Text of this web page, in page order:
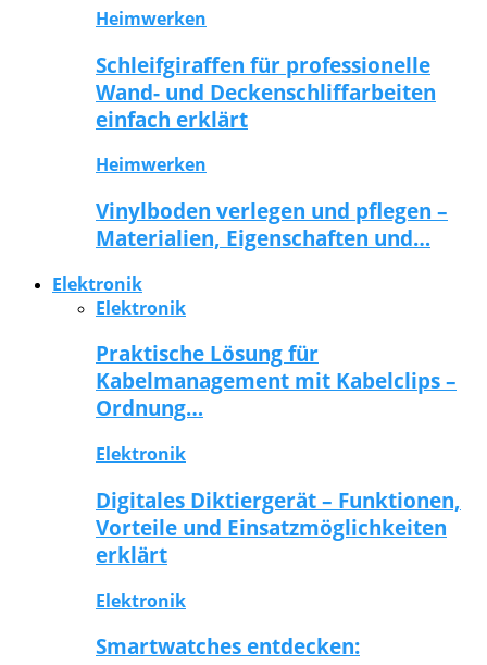
Heimwerken
Schleifgiraffen für professionelle
Wand- und Deckenschliffarbeiten
einfach erklärt
Heimwerken
Vinylboden verlegen und pflegen –
Materialien, Eigenschaften und…
Elektronik
Elektronik
Praktische Lösung für
Kabelmanagement mit Kabelclips –
Ordnung…
Elektronik
Digitales Diktiergerät – Funktionen,
Vorteile und Einsatzmöglichkeiten
erklärt
Elektronik
Smartwatches entdecken: